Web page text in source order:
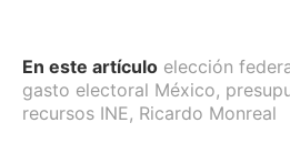
En este artículo elección
gasto electoral México,
recursos INE, Ricardo Monreal